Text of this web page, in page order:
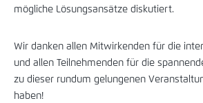
mögliche Lösungsansätze diskutiert.
Wir danken allen Mitwirkenden für die
und allen Teilnehmenden für die
zu dieser rundum gelungenen
haben!